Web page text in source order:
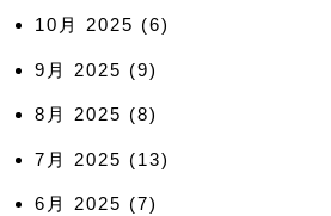
10月 2025 (6)
9月 2025 (9)
8月 2025 (8)
7月 2025 (13)
6月 2025 (7)